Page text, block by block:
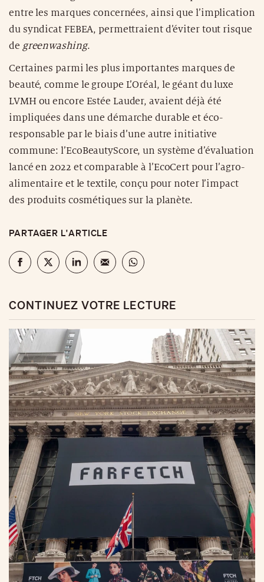
entre les marques concernées, ainsi que l’implication
du syndicat FEBEA, permettraient d’éviter tout risque
de greenwashing.
Certaines parmi les plus importantes marques de
beauté, comme le groupe L’Oréal, le géant du luxe
LVMH ou encore Estée Lauder, avaient déjà été
impliquées dans une démarche durable et éco-
responsable par le biais d’une autre initiative
commune: l’EcoBeautyScore, un système d’évaluation
lancé en 2022 et comparable à l’EcoCert pour l’agro-
alimentaire et le textile, conçu pour noter l’impact
des produits cosmétiques sur la planète.
PARTAGER L'ARTICLE
CONTINUEZ VOTRE LECTURE